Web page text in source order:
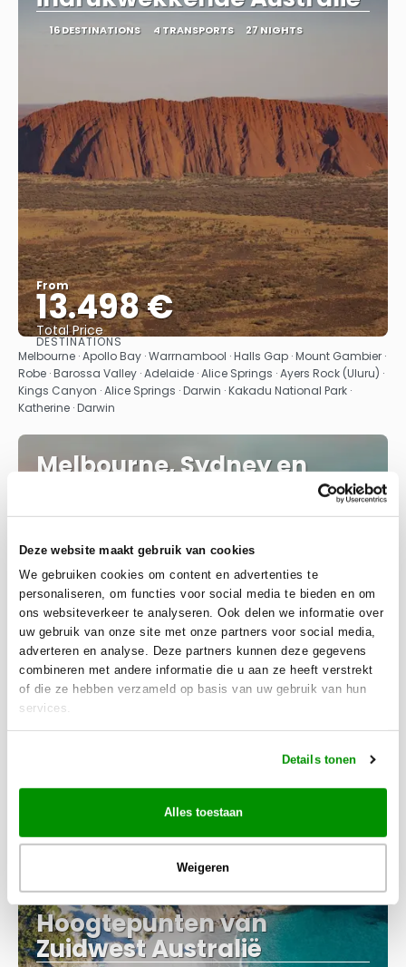
Deze website maakt gebruik van cookies
We gebruiken cookies om content en advertenties te
personaliseren, om functies voor social media te bieden en om
ons websiteverkeer te analyseren. Ook delen we informatie over
uw gebruik van onze site met onze partners voor social media,
adverteren en analyse. Deze partners kunnen deze gegevens
combineren met andere informatie die u aan ze heeft verstrekt
of die ze hebben verzameld op basis van uw gebruik van hun
services.
Details tonen
Alles toestaan
Weigeren
16 DESTINATIONS 4 TRANSPORTS 27 NIGHTS
From
13.498 €
Total Price
See
DESTINATIONS
Melbourne · Apollo Bay · Warrnambool · Halls Gap · Mount Gambier ·
Robe · Barossa Valley · Adelaide · Alice Springs · Ayers Rock (Uluru) ·
Kings Canyon · Alice Springs · Darwin · Kakadu National Park ·
Katherine · Darwin
Melbourne, Sydney en
9.785 €
See
DESTINATIONS
Melbourne · Hobart · Strahan · Cradle Mountain · Stanley ·
Launceston · Coles Bay · Port Arthur · Hobart · Sydney
Hoogtepunten van
Zuidwest Australië